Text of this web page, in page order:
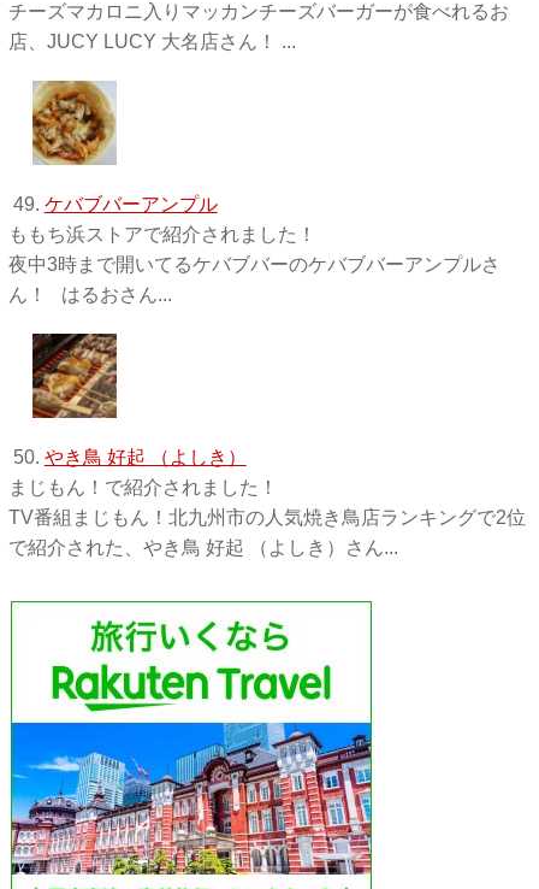
チーズマカロニ入りマッカンチーズバーガーが食べれるお
店、JUCY LUCY 大名店さん！ ...
49. ケバブバーアンプル
ももち浜ストアで紹介されました！
夜中3時まで開いてるケバブバーのケバブバーアンプルさ
ん！ はるおさん...
50. やき鳥 好起 （よしき）
まじもん！で紹介されました！
TV番組まじもん！北九州市の人気焼き鳥店ランキングで2位
で紹介された、やき鳥 好起 （よしき）さん...